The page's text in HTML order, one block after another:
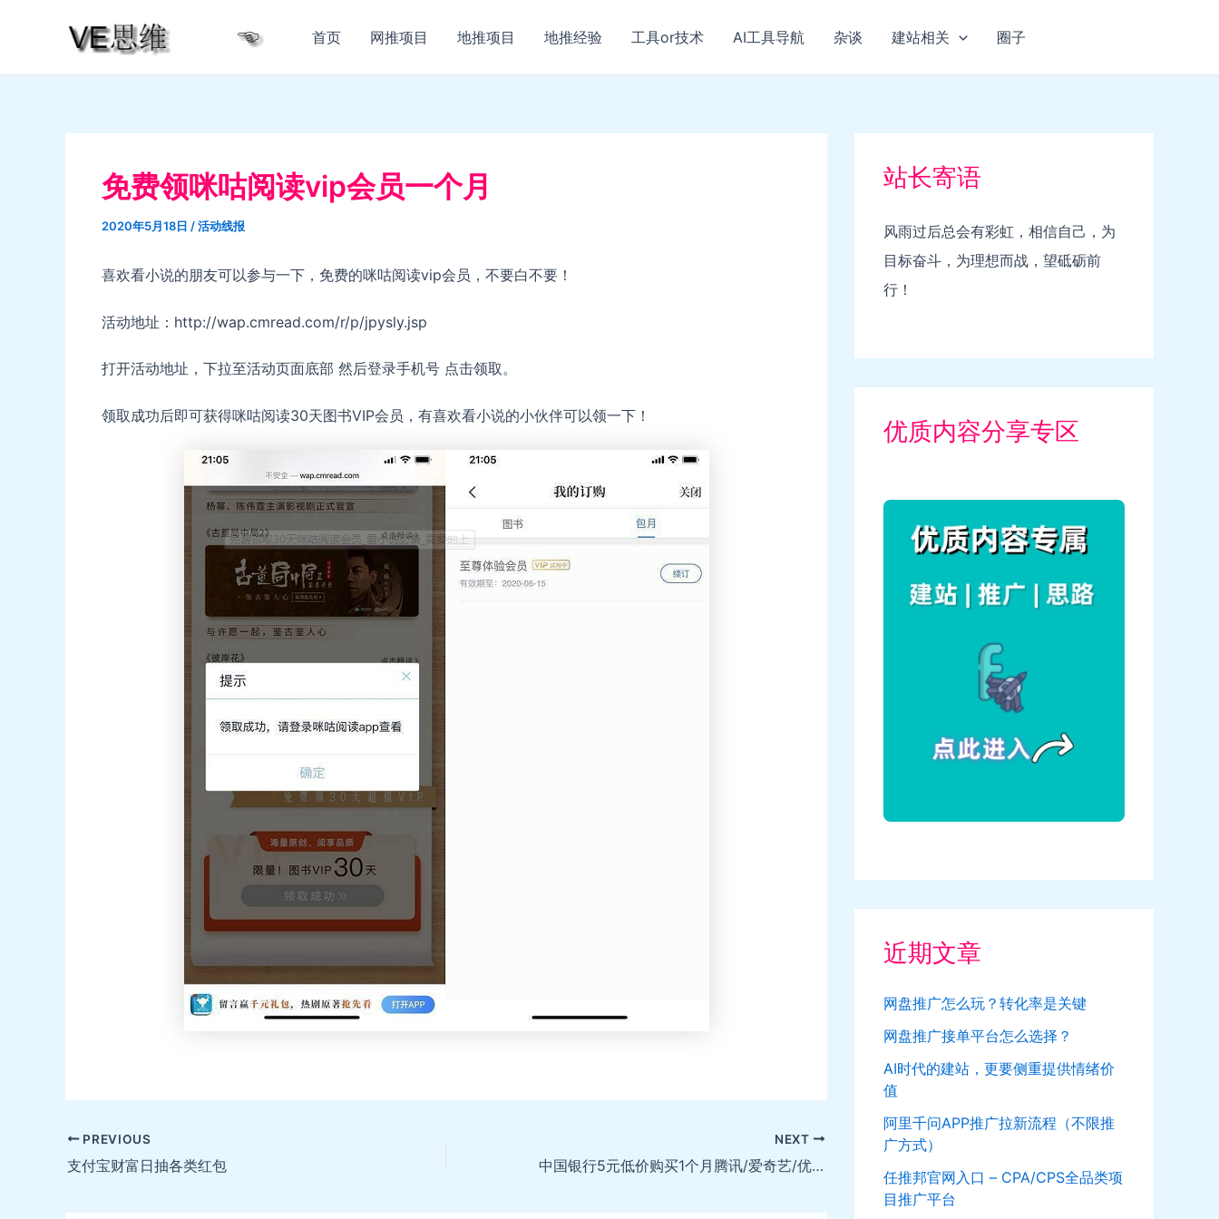
首页 网推项目 地推项目 地推经验 工具or技术 AI工具导航 杂谈 建站相关 圈子
免费领咪咕阅读vip会员一个月
2020年5月18日 /活动线报
喜欢看小说的朋友可以参与一下，免费的咪咕阅读vip会员，不要白不要！
活动地址：http://wap.cmread.com/r/p/jpysly.jsp
打开活动地址，下拉至活动页面底部 然后登录手机号 点击领取。
领取成功后即可获得咪咕阅读30天图书VIP会员，有喜欢看小说的小伙伴可以领一下！
Post
navigation
PREVIOUS
支付宝财富日抽各类红包
NEXT
中国银行5元低价购买1个月腾讯/爱奇艺/优酷视频会员，可出平台
站长寄语
风雨过后总会有彩虹，相信自己，为
目标奋斗，为理想而战，望砥砺前
行！
优质内容分享专区
近期文章
网盘推广怎么玩？转化率是关键
网盘推广接单平台怎么选择？
AI时代的建站，更要侧重提供情绪价
值
阿里千问APP推广拉新流程（不限推
广方式）
任推邦官网入口 – CPA/CPS全品类项
目推广平台